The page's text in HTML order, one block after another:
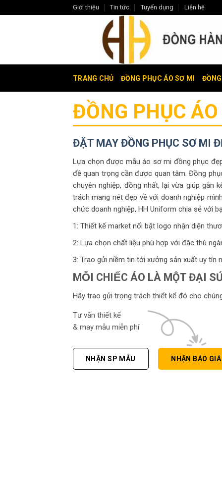
to
Giới thiệu Tin tức Tuyển dụng Liên hệ
TRANG CHỦ ĐỒNG PHỤC ÁO SƠ MI
ĐỒNG PHỤC
ĐẶT MAY ĐỒNG PHỤC SƠ MI
Lựa chọn được mẫu áo sơ mi đồng phục
đề quan trọng cần được quan tâm. Đồng
chuyên nghiệp, đồng nhất, lại vừa giúp gắn
trách mang nét đẹp về với doanh nghiệp
chức doanh nghiệp, HH Uniform chia sẻ với
1: Thiết kế market nổi bật logo nhận diện
2: Lựa chọn chất liệu phù hợp với đặc thù
3: Trao gửi niềm tin tới xưởng sản xuất uy tín
MỖI CHIẾC ÁO LÀ MỘT ĐẠI
Hãy trao gửi trọng trách thiết kế đó cho
Tư vấn thiết kế
& may mẫu miễn phí
NHẬN SP MẪU NHẬN BÁO GIÁ